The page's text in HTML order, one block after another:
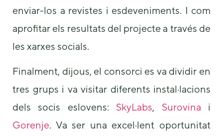
enviar-los a revistes i esdeveniments. I com
aprofitar els resultats del projecte a través de
les xarxes socials.
Finalment, dijous, el consorci es va dividir en
tres grups i va visitar diferents instal·lacions
dels socis eslovens: SkyLabs, Surovina i
Gorenje. Va ser una excel·lent oportunitat
Marketing
your
site, you
chance of
seeing
personalized
content and